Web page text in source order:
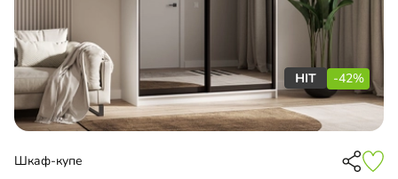
-42%
Шкаф-купе